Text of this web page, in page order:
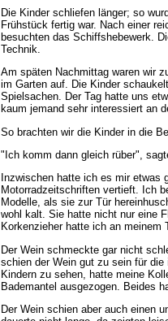
Die Kinder schliefen länger; so
Frühstück fertig war. Nach einer
besuchten das Schiffshebewerk.
Technik.
Am späten Nachmittag waren wir
im Garten auf. Die Kinder
Spielsachen. Der Tag hatte uns
kaum jemand sehr interessiert an
So brachten wir die Kinder in die
"Ich komm dann gleich rüber",
Inzwischen hatte ich es mir etwas
Motorradzeitschriften vertieft. Ich
Modelle, als sie zur Tür
wohl kalt. Sie hatte nicht nur eine
Korkenzieher hatte ich an meinem
Der Wein schmeckte gar nicht
schien der Wein gut zu sein für
Kindern zu sehen, hatte meine
Bademantel ausgezogen. Beides
Der Wein schien aber auch einen